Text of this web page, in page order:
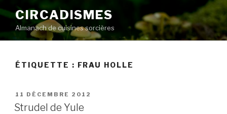
au
contenu
principal
CIRCADISMES
Almanach de cuisines sorcières
ÉTIQUETTE : FRAU HOLLE
PUBLIÉ
LE
11 DÉCEMBRE 2012
Strudel de Yule